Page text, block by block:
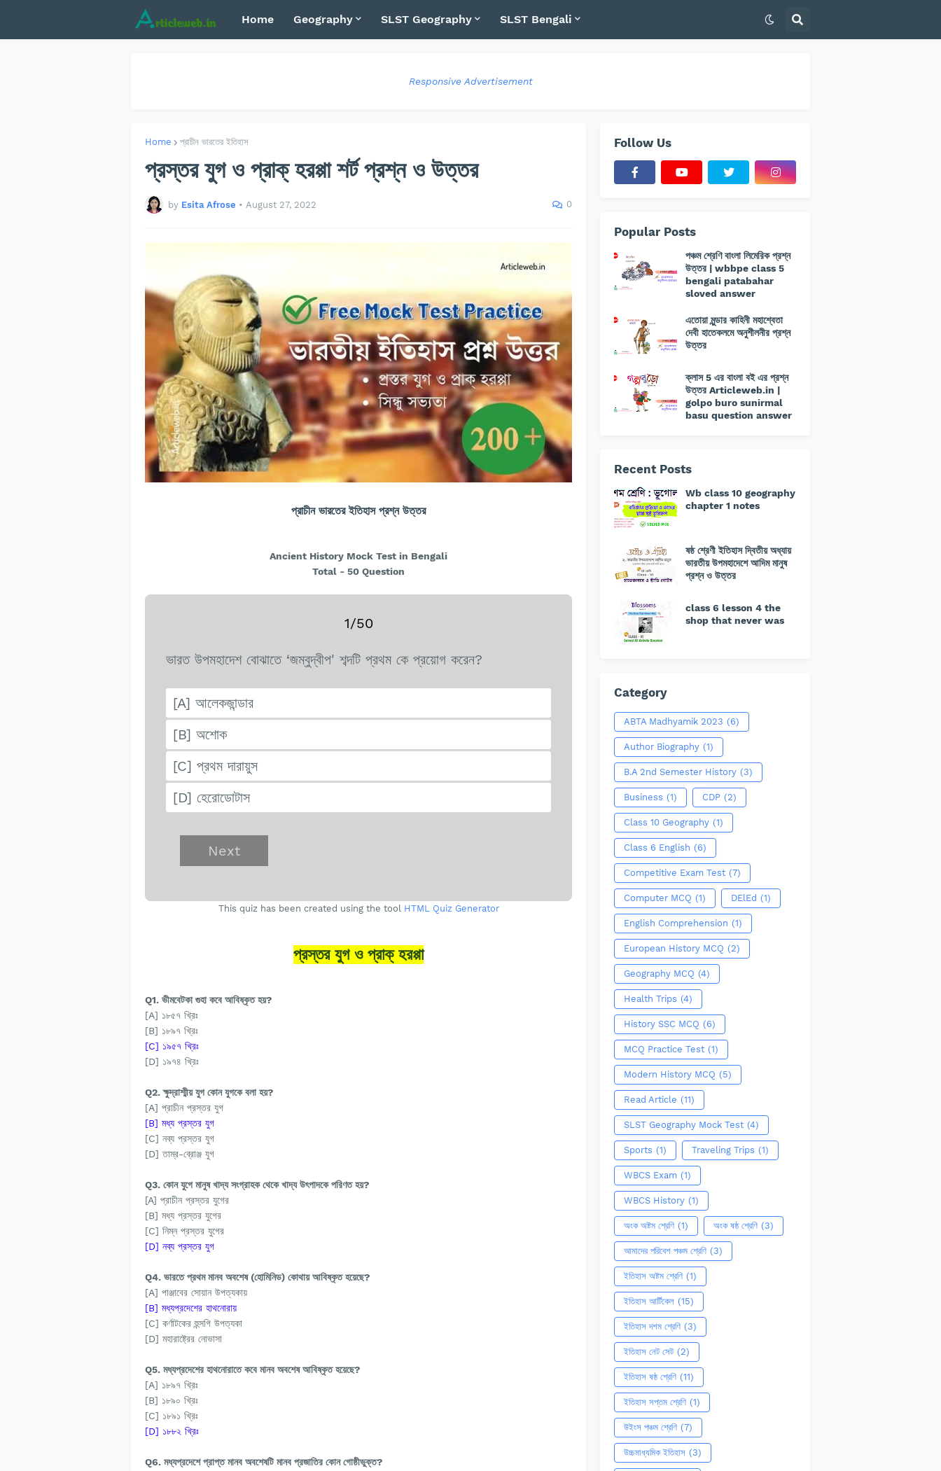
Home Geography SLST Geography SLST Bengali
Responsive Advertisement
Home প্রাচীন ভারতের ইতিহাস
প্রস্তর যুগ ও প্রাক্ হরপ্পা শর্ট প্রশ্ন ও উত্তর
by Esita Afrose • August 27, 2022 0
প্রাচীন ভারতের ইতিহাস প্রশ্ন উত্তর
Ancient History Mock Test in Bengali
Total - 50 Question
1/50
ভারত উপমহাদেশ বোঝাতে ‘জম্বুদ্বীপ' শব্দটি প্রথম কে প্রয়োগ করেন?
[A] আলেকজান্ডার
[B] অশোক
[C] প্রথম দারায়ুস
[D] হেরোডোটাস
This quiz has been created using the tool HTML Quiz Generator
প্রস্তর যুগ ও প্রাক্ হরপ্পা
Q1. ভীমবেটকা গুহা কবে আবিষ্কৃত হয়?
[A] ১৮৫৭ খ্রিঃ
[B] ১৮৯৭ খ্রিঃ
[C] ১৯৫৭ খ্রিঃ
[D] ১৯৭৪ খ্রিঃ
Q2. ক্ষুদ্রাশ্মীয় যুগ কোন যুগকে বলা হয়?
[A] প্রাচীন প্রস্তর যুগ
[B] মধ্য প্রস্তর যুগ
[C] নব্য প্রস্তর যুগ
[D] তাম্র-ব্রোঞ্জ যুগ
Q3. কোন যুগে মানুষ খাদ্য সংগ্রাহক থেকে খাদ্য উৎপাদকে পরিণত হয়?
[A] প্রাচীন প্রস্তর যুগের
[B] মধ্য প্রস্তর যুগের
[C] নিম্ন প্রস্তর যুগের
[D] নব্য প্রস্তর যুগ
Q4. ভারতে প্রথম মানব অবশেষ (হোমিনিড) কোথায় আবিষ্কৃত হয়েছে?
[A] পাঞ্জাবের সোয়ান উপত্যকায়
[B] মধ্যপ্রদেশের হাথনোরায়
[C] কর্ণাটকের হুন্সগি উপত্যকা
[D] মহারাষ্ট্রের নোভাসা
Q5. মধ্যপ্রদেশের হাথনোরাতে কবে মানব অবশেষ আবিষ্কৃত হয়েছে?
[A] ১৮৯৭ খ্রিঃ
[B] ১৮৯০ খ্রিঃ
[C] ১৮৯১ খ্রিঃ
[D] ১৮৮২ খ্রিঃ
Q6. মধ্যপ্রদেশে প্রাপ্ত মানব অবশেষটি মানব প্রজাতির কোন গোষ্ঠীভুক্ত?
Follow Us
Popular Posts
পঞ্চম শ্রেণি বাংলা লিমেরিক প্রশ্ন
উত্তর | wbbpe class 5
bengali patabahar
sloved answer
এতোয়া মুন্ডার কাহিনী মহাশ্বেতা
দেবী হাতেকলমে অনুশীলনীর প্রশ্ন
উত্তর
ক্লাস 5 এর বাংলা বই এর প্রশ্ন
উত্তর Articleweb.in |
golpo buro sunirmal
basu question answer
Recent Posts
Wb class 10 geography
chapter 1 notes
ষষ্ঠ শ্রেণী ইতিহাস দ্বিতীয় অধ্যায়
ভারতীয় উপমহাদেশে আদিম মানুষ
প্রশ্ন ও উত্তর
class 6 lesson 4 the
shop that never was
Category
ABTA Madhyamik 2023 (6)
Author Biography (1)
B.A 2nd Semester History (3)
Business (1) CDP (2)
Class 10 Geography (1)
Class 6 English (6)
Competitive Exam Test (7)
Computer MCQ (1) DElEd (1)
English Comprehension (1)
European History MCQ (2)
Geography MCQ (4)
Health Trips (4)
History SSC MCQ (6)
MCQ Practice Test (1)
Modern History MCQ (5)
Read Article (11)
SLST Geography Mock Test (4)
Sports (1) Traveling Trips (1)
WBCS Exam (1)
WBCS History (1)
অংক অষ্টম শ্রেণি (1) অংক ষষ্ঠ শ্রেণি (3)
আমাদের পরিবেশ পঞ্চম শ্রেণি (3)
ইতিহাস অষ্টম শ্রেণি (1)
ইতিহাস আর্টিকেল (15)
ইতিহাস দশম শ্রেণি (3)
ইতিহাস নেট সেট (2)
ইতিহাস ষষ্ঠ শ্রেণি (11)
ইতিহাস সপ্তম শ্রেণি (1)
উইংস পঞ্চম শ্রেণি (7)
উচ্চমাধ্যমিক ইতিহাস (3)